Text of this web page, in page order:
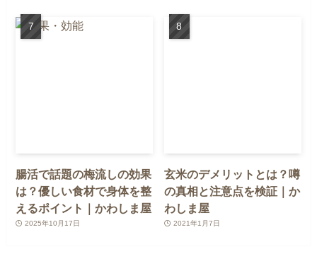
腸活で話題の梅流しの効果
は？優しい食材で身体を整
えるポイント｜かわしま屋
2025年10月17日
玄米のデメリットとは？噂
の真相と注意点を検証｜か
わしま屋
2021年1月7日